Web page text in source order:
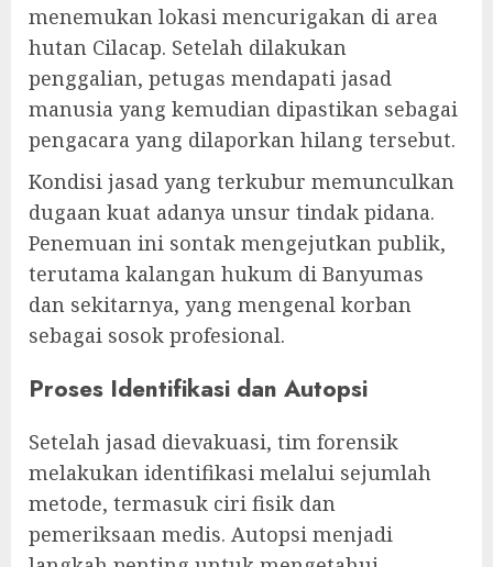
menemukan lokasi mencurigakan di area
hutan Cilacap. Setelah dilakukan
penggalian, petugas mendapati jasad
manusia yang kemudian dipastikan sebagai
pengacara yang dilaporkan hilang tersebut.
Kondisi jasad yang terkubur memunculkan
dugaan kuat adanya unsur tindak pidana.
Penemuan ini sontak mengejutkan publik,
terutama kalangan hukum di Banyumas
dan sekitarnya, yang mengenal korban
sebagai sosok profesional.
Proses Identifikasi dan Autopsi
Setelah jasad dievakuasi, tim forensik
melakukan identifikasi melalui sejumlah
metode, termasuk ciri fisik dan
pemeriksaan medis. Autopsi menjadi